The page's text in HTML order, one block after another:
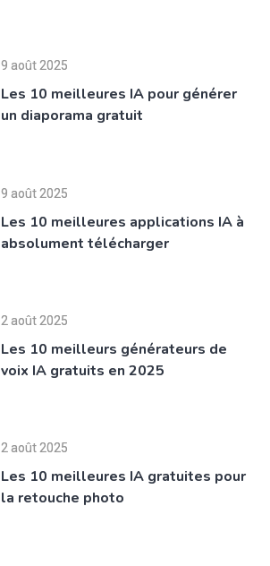
9 août 2025
Les 10 meilleures IA pour générer
un diaporama gratuit
9 août 2025
Les 10 meilleures applications IA à
absolument télécharger
2 août 2025
Les 10 meilleurs générateurs de
voix IA gratuits en 2025
2 août 2025
Les 10 meilleures IA gratuites pour
la retouche photo